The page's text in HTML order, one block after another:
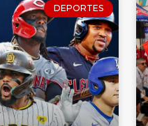
DEPORTES